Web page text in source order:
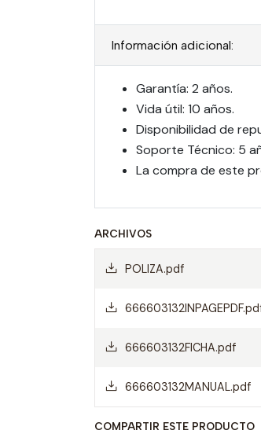
Información adicional:
Garantía: 2 años.
Vida útil: 10 años.
Disponibilidad de
Soporte Técnico: 5
La compra de este
ARCHIVOS
POLIZA.pdf
666603132FICHA.pdf
666603132MANUAL.pdf
COMPARTIR ESTE PRODUCTO